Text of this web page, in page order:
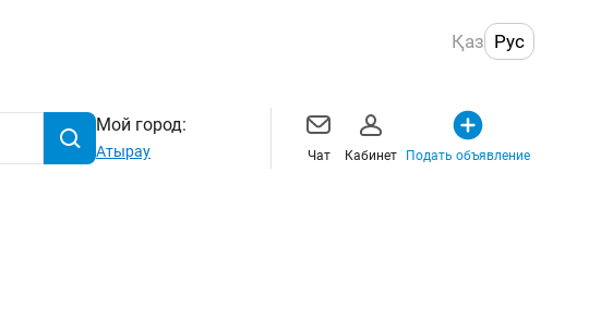
Қаз Рус
Мой город:
Атырау Чат Кабинет Подать объявление